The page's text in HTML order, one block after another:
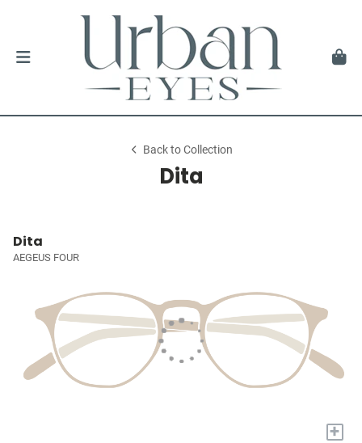
Back to Collection
Dita
Dita
AEGEUS FOUR
+